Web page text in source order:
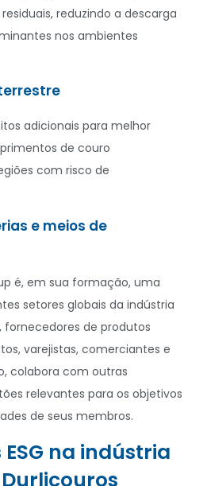
reduzindo a descarga
nos ambientes
adicionais para melhor
de couro
com risco de
e meios de
é, em sua formação, uma
setores globais da indústria
de produtos
varejistas, comerciantes e
colabora com outras
relevantes para os objetivos
de seus membros.
na indústria